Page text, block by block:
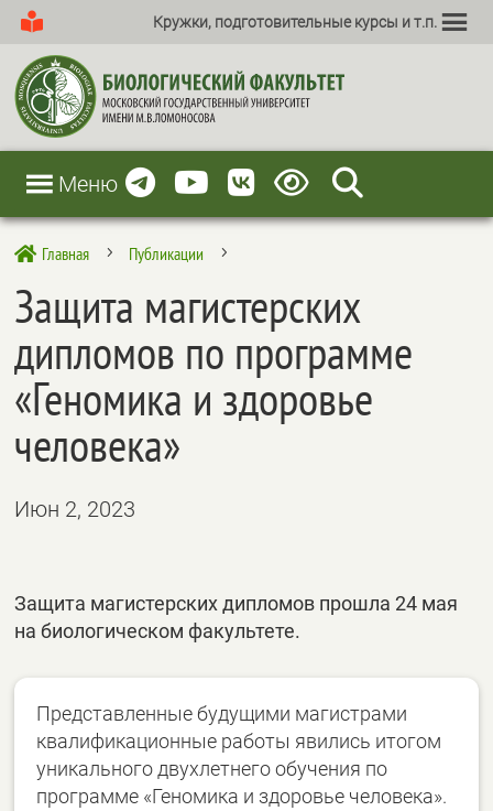
Кружки, подготовительные курсы и т.п.
Меню
 Главная 5 Публикации 5
Защита магистерских
дипломов по программе
«Геномика и здоровье
человека»
Июн 2, 2023
Защита магистерских дипломов прошла 24 мая
на биологическом факультете.
Представленные будущими магистрами
квалификационные работы явились итогом
уникального двухлетнего обучения по
программе «Геномика и здоровье человека».